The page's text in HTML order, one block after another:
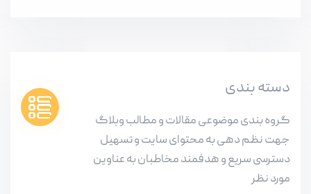
دسته بندی
گروه بندی موضوعی مقالات و مطالب وبلاگ
جهت نظم دهی به محتوای سایت و تسهیل
دسترسی سریع و هدفمند مخاطبان به عناوین
مورد نظر